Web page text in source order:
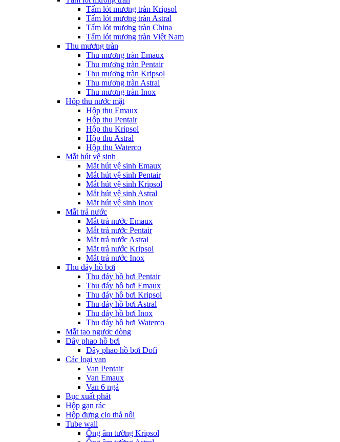
Tấm lót mương tràn Kripsol
Tấm lót mương tràn Astral
Tấm lót mương tràn China
Tấm lót mương tràn Việt Nam
Thu mương tràn
Thu mương tràn Emaux
Thu mương tràn Pentair
Thu mương tràn Kripsol
Thu mương tràn Astral
Thu mương tràn Inox
Hôp thu nước mặt
Hộp thu Emaux
Hộp thu Pentair
Hộp thu Kripsol
Hộp thu Astral
Hộp thu Waterco
Mắt hút vệ sinh
Mắt hút vệ sinh Emaux
Mắt hút vệ sinh Pentair
Mắt hút vệ sinh Kripsol
Mắt hút vệ sinh Astral
Mắt hút vệ sinh Inox
Mắt trả nước
Mắt trả nước Emaux
Mắt trả nước Pentair
Mắt trả nước Astral
Mắt trả nước Kripsol
Mắt trả nước Inox
Thu đáy hồ bơi
Thu đáy hồ bơi Pentair
Thu đáy hồ bơi Emaux
Thu đáy hồ bơi Kripsol
Thu đáy hồ bơi Astral
Thu đáy hồ bơi Inox
Thu đáy hồ bơi Waterco
Mắt tạo ngược dòng
Dây phao hồ bơi
Dây phao hồ bơi Dofi
Các loại van
Van Pentair
Van Emaux
Van 6 ngả
Bục xuất phát
Hộp gạn rác
Hộp đựng clo thả nổi
Tube wall
Ống âm tường Kripsol